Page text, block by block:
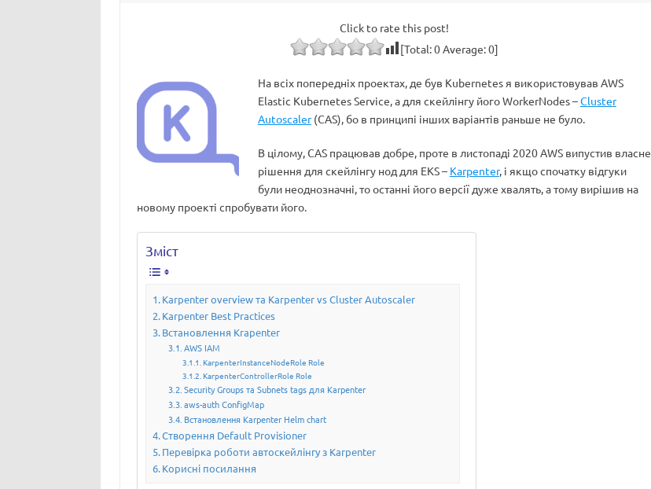
Click to rate this post!
[Total:0Average:0]
На всіх попередніх проектах, де був Kubernetes я використовував AWS
Elastic Kubernetes Service, а для скейлінгу його WorkerNodes –Cluster
Autoscaler(CAS), бо в принципі інших варіантів раньше не було.
В цілому, CAS працював добре, проте в листопаді 2020 AWS випустив власне
рішення для скейлінгу нод для EKS – Karpenter, і якщо спочатку відгуки
були неоднозначні, то останні його версії дуже хвалять, а тому вирішив на
новому проекті спробувати його.
Зміст
Karpenter overview та Karpenter vs Cluster Autoscaler
Karpenter Best Practices
Встановлення Krapenter
AWS IAM
KarpenterInstanceNodeRole Role
KarpenterControllerRole Role
Security Groups та Subnets tags для Karpenter
aws-auth ConfigMap
Встановлення Karpenter Helm chart
Створення Default Provisioner
Перевірка роботи автоскейлінгу з Karpenter
Корисні посилання